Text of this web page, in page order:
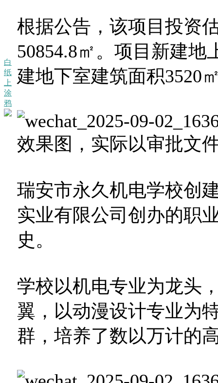
白
纸
上
涂
鸦
根据公告，该项目投资
50854.8㎡。项目新建地
建地下室建筑面积3520
效果图，实际以审批文
瑞安市永久机电学校创
实业有限公司创办的职
史。
学校以机电专业为龙头
翼，以动漫设计专业为
群，培养了数以万计的